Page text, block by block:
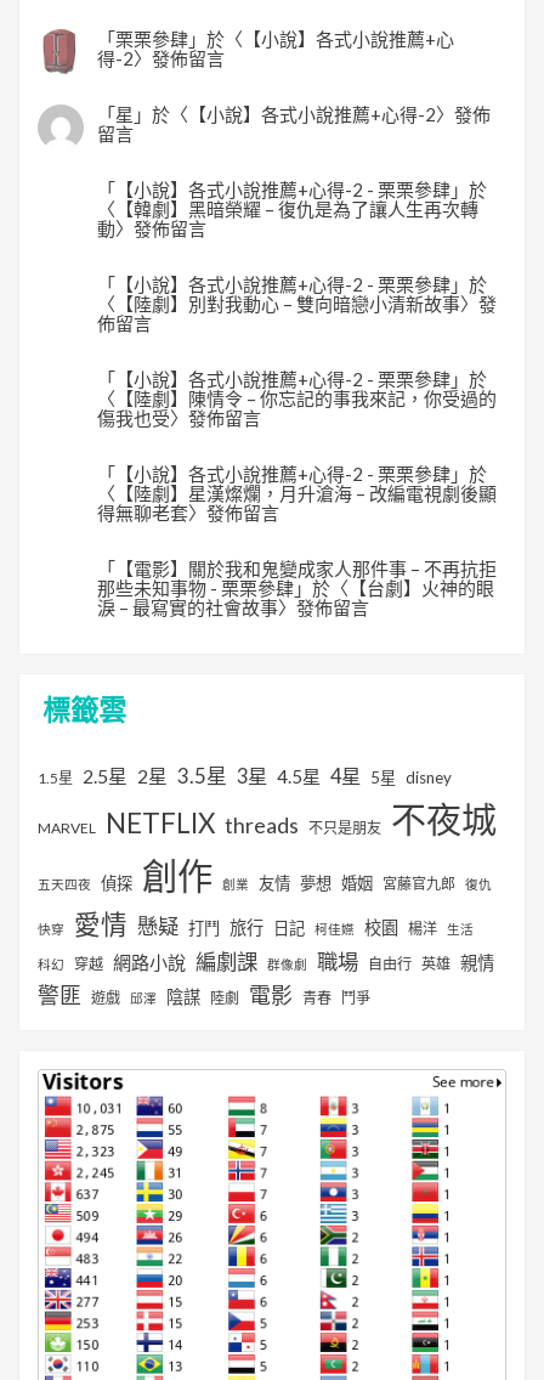
「 栗栗參肆」於〈 【小說】各式小說推薦+心
得-2〉發佈留言
「 星 」於〈 【小說】各式小說推薦+心得-2〉發佈
留言
「 【小說】各式小說推薦+心得-2 - 栗栗參肆」於
〈 【韓劇】黑暗榮耀 – 復仇是為了讓人生再次轉
動〉發佈留言
「 【小說】各式小說推薦+心得-2 - 栗栗參肆」於
〈 【陸劇】別對我動心 – 雙向暗戀小清新故事〉發
佈留言
「 【小說】各式小說推薦+心得-2 - 栗栗參肆」於
〈 【陸劇】陳情令 – 你忘記的事我來記，你受過的
傷我也受〉發佈留言
「 【小說】各式小說推薦+心得-2 - 栗栗參肆」於
〈 【陸劇】星漢燦爛，月升滄海 – 改編電視劇後顯
得無聊老套〉發佈留言
「
【電影】關於我和鬼變成家人那件事 – 不再抗拒
那些未知事物 - 栗栗參肆」於〈 【台劇】火神的眼
淚 – 最寫實的社會故事〉發佈留言
標籤雲
1.5星 2.5星 2星 3.5星 3星 4.5星 4星 5星 disney
MARVEL NETFLIX threads 不只是朋友 不夜城
五天四夜 偵探 創作 創業 友情 夢想 婚姻 宮藤官九郎 復仇
快穿 愛情 懸疑 打鬥 旅行 日記 柯佳嬿 校園 楊洋 生活
科幻 穿越 網路小說 編劇課 群像劇 職場 自由行 英雄 親情
警匪 遊戲 邱澤 陰謀 陸劇 電影 青春 鬥爭